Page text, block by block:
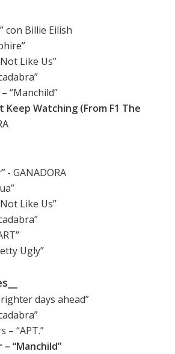
con Billie Eilish
Like Us”
“Manchild”
Keep Watching (From F1 The
- GANADORA
Like Us”
Ugly”
days ahead”
– “APT.”
“Manchild”